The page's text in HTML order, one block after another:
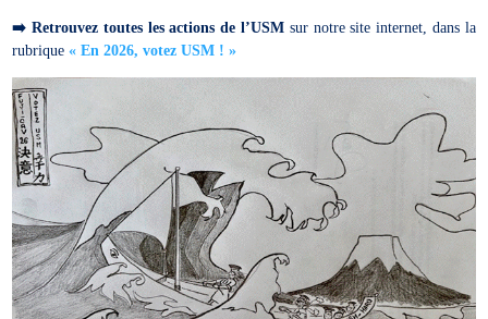
➡️ Retrouvez toutes les actions de l’USM sur notre site internet, dans la
rubrique« En 2026, votez USM ! »